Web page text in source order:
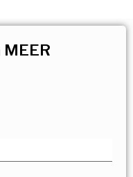
MEER